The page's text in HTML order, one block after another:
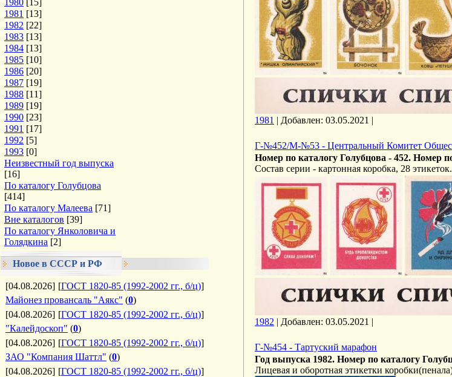
1980 [15]
1981 [13]
1982 [22]
1983 [13]
1984 [13]
1985 [10]
1986 [20]
1987 [19]
1988 [11]
1989 [19]
1990 [23]
1991 [17]
1992 [5]
1993 [0]
Неизвестный год выпуска
[16]
По каталогу Голубцова
[414]
По каталогу Малеева [71]
Вне каталогов [39]
По каталогу Янколовича и
Голядкина [2]
Новое в СССР и РФ
[04.08.2026] [ГОСТ 1820-85 (1992-2002 гг., б/ц)]
Майонез провансаль "Аякс" (0)
[04.08.2026] [ГОСТ 1820-85 (1992-2002 гг., б/ц)]
"Калейдоскоп" (0)
[04.08.2026] [ГОСТ 1820-85 (1992-2002 гг., б/ц)]
ЗАО "Компания Шаттл" (0)
[04.08.2026] [ГОСТ 1820-85 (1992-2002 гг., б/ц)]
1981 | Добавлен: 03.05.2021 |
Г-№452/М-№53 - Центральный Комитет
Номер по каталогу Голубцова - 452. Номер
Состав серии - картонная коробка, 28 этикеток.
1982 | Добавлен: 03.05.2021 |
Г-№454 - Тартуский марафон
Год выпуска 1982. Номер по каталогу
Лицевая и оборотная этикетки